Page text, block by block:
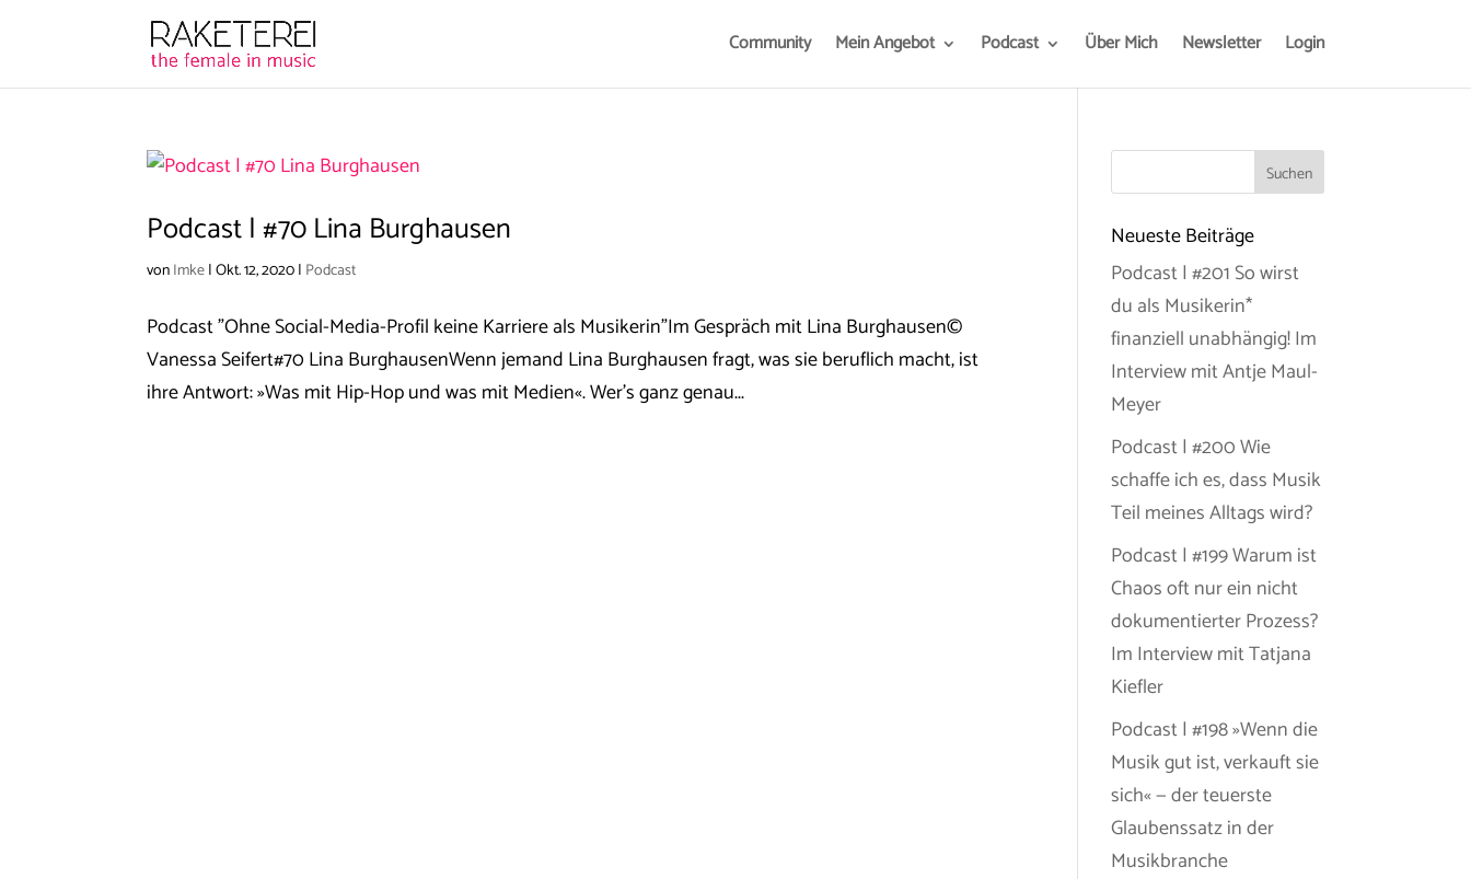
Community Mein Angebot Podcast Über Mich Newsletter Login
Podcast | #70 Lina Burghausen
vonImke|Okt. 12, 2020| Podcast
Podcast "Ohne Social-Media-Profil keine Karriere als Musikerin"Im Gespräch mit Lina Burghausen©
Vanessa Seifert#70 Lina BurghausenWenn jemand Lina Burghausen fragt, was sie beruflich macht, ist
ihre Antwort: »Was mit Hip-Hop und was mit Medien«. Wer’s ganz genau...
Neueste Beiträge
Podcast | #201 So wirst
du als Musikerin*
finanziell unabhängig! Im
Interview mit Antje Maul-
Meyer
Podcast | #200 Wie
schaffe ich es, dass Musik
Teil meines Alltags wird?
Podcast | #199 Warum ist
Chaos oft nur ein nicht
dokumentierter Prozess?
Im Interview mit Tatjana
Kiefler
Podcast | #198 »Wenn die
Musik gut ist, verkauft sie
sich« — der teuerste
Glaubenssatz in der
Musikbranche